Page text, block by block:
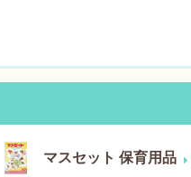
マスセット 保育用品